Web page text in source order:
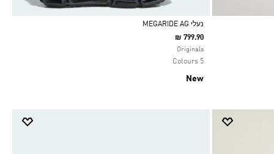
Selected
נעלי MEGARIDE AG
₪ 799.90
Originals
5 Colours
New